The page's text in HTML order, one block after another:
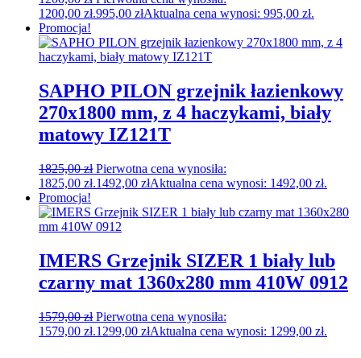
1200,00 zł.995,00 złAktualna cena wynosi: 995,00 zł.
Promocja!
SAPHO PILON grzejnik łazienkowy
270x1800 mm, z 4 haczykami, biały
matowy IZ121T
1825,00zł Pierwotna cena wynosiła:
1825,00 zł.1492,00 złAktualna cena wynosi: 1492,00 zł.
Promocja!
IMERS Grzejnik SIZER 1 biały lub
czarny mat 1360x280 mm 410W 0912
1579,00zł Pierwotna cena wynosiła:
1579,00 zł.1299,00 złAktualna cena wynosi: 1299,00 zł.